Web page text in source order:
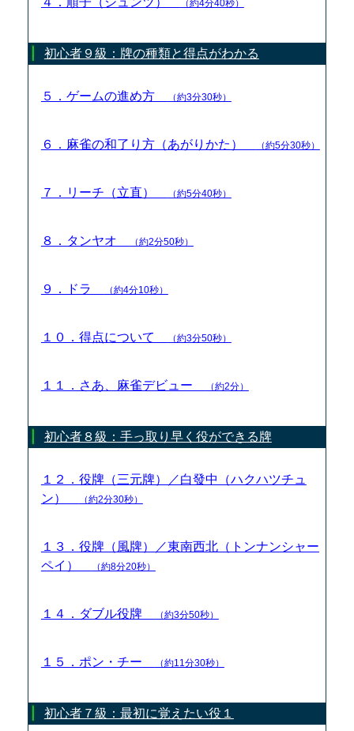
（約4分40秒）
初心者９級：牌の種類と得点がわかる
５．ゲームの進め方 （約3分30秒）
６．麻雀の和了り方（あがりかた） （約5分30秒）
７．リーチ（立直） （約5分40秒）
８．タンヤオ （約2分50秒）
９．ドラ （約4分10秒）
１０．得点について （約3分50秒）
１１．さあ、麻雀デビュー （約2分）
初心者８級：手っ取り早く役ができる牌
１２．役牌（三元牌）／白發中（ハクハツチュ
ン）
（約2分30秒）
１３．役牌（風牌）／東南西北（トンナンシャー
ペイ）
（約8分20秒）
１４．ダブル役牌 （約3分50秒）
１５．ポン・チー （約11分30秒）
初心者７級：最初に覚えたい役１